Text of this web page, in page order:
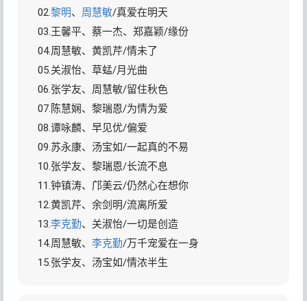
02.黎明、 周慧敏/真爱在明天
03.王馨平、蔡一杰、郑嘉颖/缘份
04.周慧敏、黄凯芹/情未了
05.关淑怡、草蜢/月光曲
06.张学友、周慧敏/留住秋色
07.陈慧娴、黎瑞恩/为情为爱
08.谭咏麟、早见优/偏爱
09.苏永康、汤宝如/一起真的不易
10.张学友、黎瑞恩/长流不息
11.钟镇涛、邝美云/仍然心在想你
12.黄凯芹、余剑明/流离所爱
13.李克勤、关淑怡/一切是创造
14.周慧敏、李克勤/万千宠爱在一身
15.张学友、汤宝如/情浓半生